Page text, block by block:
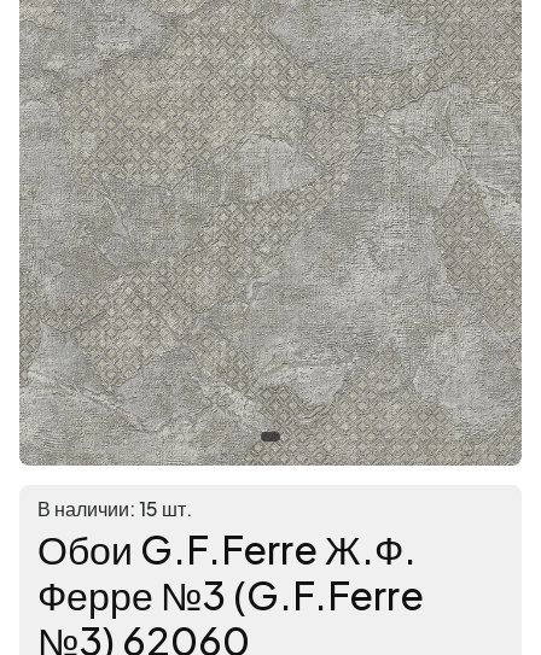
В наличии: 15 шт.
Обои G.F.Ferre Ж.Ф.
Ферре №3 (G.F.Ferre
№3) 62060